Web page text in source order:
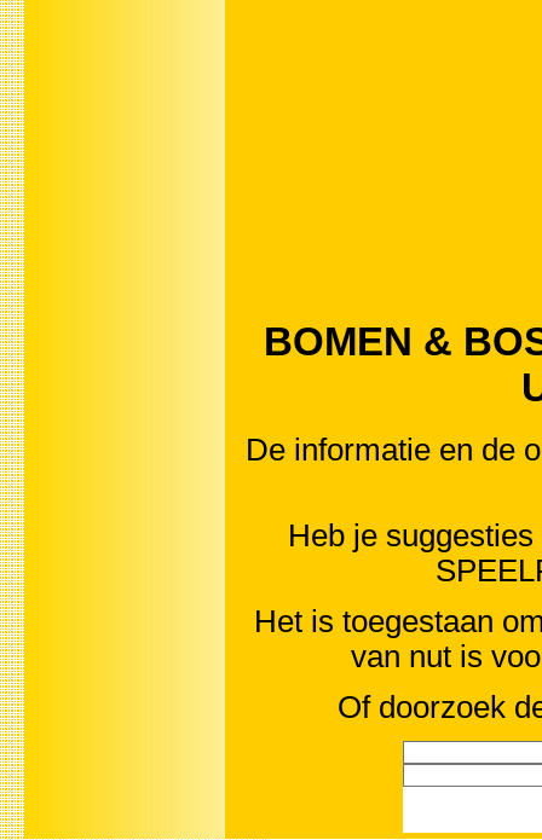
BOMEN &
De informatie en de
Heb je
Het is toegestaan
van nut is
Of doorzoek